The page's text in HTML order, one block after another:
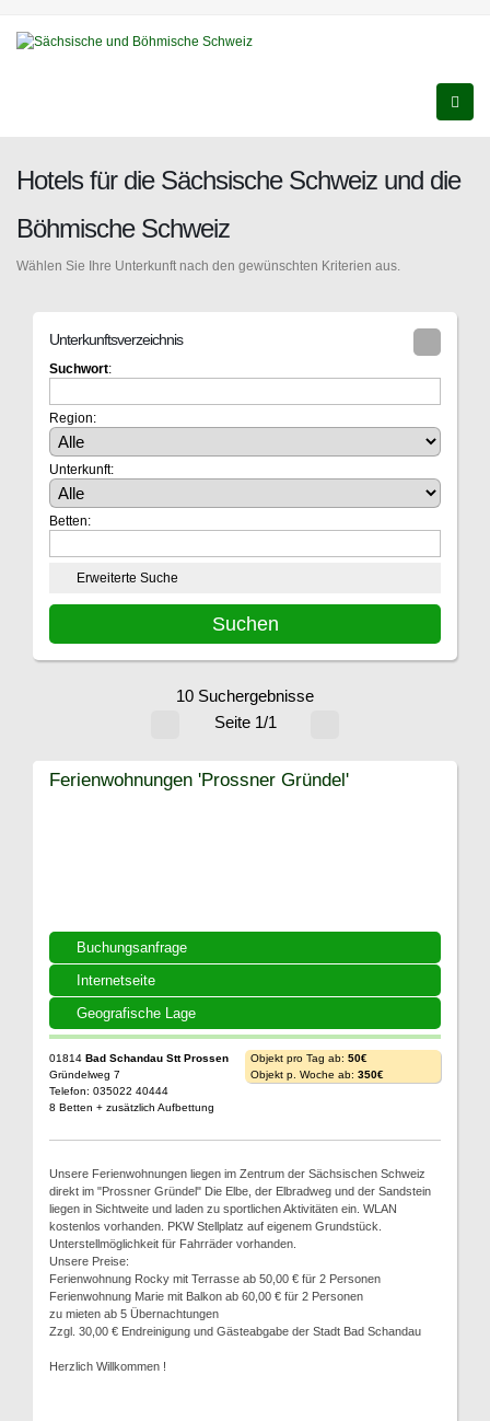
Hotels für die Sächsische Schweiz und die
Böhmische Schweiz
Wählen Sie Ihre Unterkunft nach den gewünschten Kriterien aus.
Unterkunftsverzeichnis
Suchwort:
Region:
Unterkunft:
Betten:
Erweiterte Suche
10 Suchergebnisse
Seite 1/1
Buchungsanfrage
Internetseite
Geografische Lage
Ferienwohnungen 'Prossner Gründel'
01814 Bad Schandau Stt Prossen
Gründelweg 7
Telefon: 035022 40444
8 Betten + zusätzlich Aufbettung
Objekt pro Tag ab: 50€
Objekt p. Woche ab: 350€
Unsere Ferienwohnungen liegen im Zentrum der Sächsischen Schweiz
direkt im "Prossner Gründel" Die Elbe, der Elbradweg und der Sandstein
liegen in Sichtweite und laden zu sportlichen Aktivitäten ein. WLAN
kostenlos vorhanden. PKW Stellplatz auf eigenem Grundstück.
Unterstellmöglichkeit für Fahrräder vorhanden.
Unsere Preise:
Ferienwohnung Rocky mit Terrasse ab 50,00 € für 2 Personen
Ferienwohnung Marie mit Balkon ab 60,00 € für 2 Personen
zu mieten ab 5 Übernachtungen
Zzgl. 30,00 € Endreinigung und Gästeabgabe der Stadt Bad Schandau
Herzlich Willkommen !